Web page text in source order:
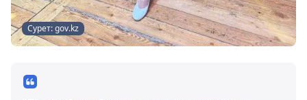
Сурет: gov.kz